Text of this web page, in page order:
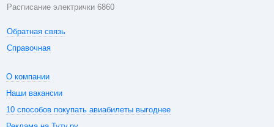
Расписание электрички 6860
Обратная связь
Справочная
О компании
Наши вакансии
10 способов покупать авиабилеты выгоднее